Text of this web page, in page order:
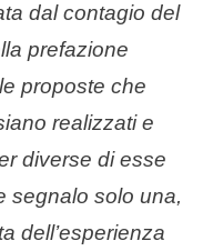
dal contagio del
prefazione
proposte che
realizzati e
diverse di esse
segnalo solo una,
dell’esperienza